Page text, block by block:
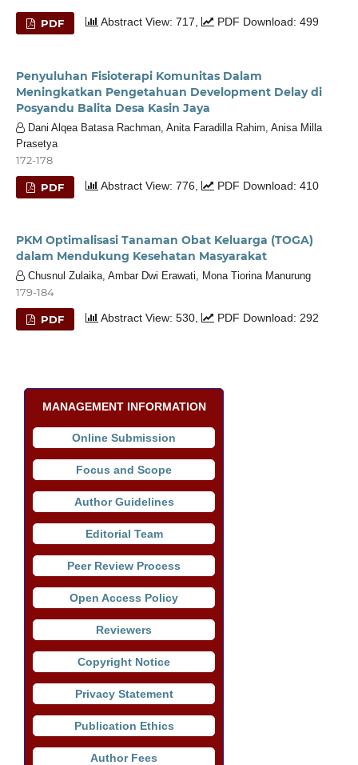
PDF Abstract View: 717, PDF Download: 499
Penyuluhan Fisioterapi Komunitas Dalam
Meningkatkan Pengetahuan Development Delay di
Posyandu Balita Desa Kasin Jaya
Dani Alqea Batasa Rachman, Anita Faradilla Rahim, Anisa Milla
Prasetya
172-178
PDF Abstract View: 776, PDF Download: 410
PKM Optimalisasi Tanaman Obat Keluarga (TOGA)
dalam Mendukung Kesehatan Masyarakat
Chusnul Zulaika, Ambar Dwi Erawati, Mona Tiorina Manurung
179-184
PDF Abstract View: 530, PDF Download: 292
MANAGEMENT INFORMATION
Online Submission
Focus and Scope
Author Guidelines
Editorial Team
Peer Review Process
Open Access Policy
Reviewers
Copyright Notice
Privacy Statement
Publication Ethics
Author Fees